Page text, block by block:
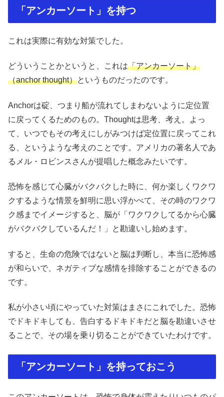
「アンカーソート」を持つ
これは実際に有効な対策でした。
どういうことかというと、これは「アンカーソート」
（anchor thought）というものだったのです。
Anchorは碇、つまり船が流れてしまわないように定位置
に戻ってくるためのもの。Thoughtは思考、考え。よっ
て、いつでもその考えにしがみつけば定位置に戻ってこれ
る、というような考えのことです。アメリカの著名人であ
るメル・ロビンスさんが提唱した概念みたいです。
恐怖を感じて心臓がバクバクした時に、何か楽しくワクワ
クするような情景を鮮明に思い浮かべて、その時のワクワ
ク感までイメージすると、脳が「ワクワクしてるから心臓
がバクバクしているんだ！」と勘違いし始めます。
すると、生命の危険ではないと脳は判断し、本当に恐怖感
が和らいで、ネガティブな感情を排除することができるの
です。
私が小さい頃にやっていた対策はまさにこれでした。恐怖
でドキドキしても、告白するドキドキだと脳を勘違いさせ
ることで、その場を乗り切ることができていたわけです。
「アンカーソート」を持っておこう